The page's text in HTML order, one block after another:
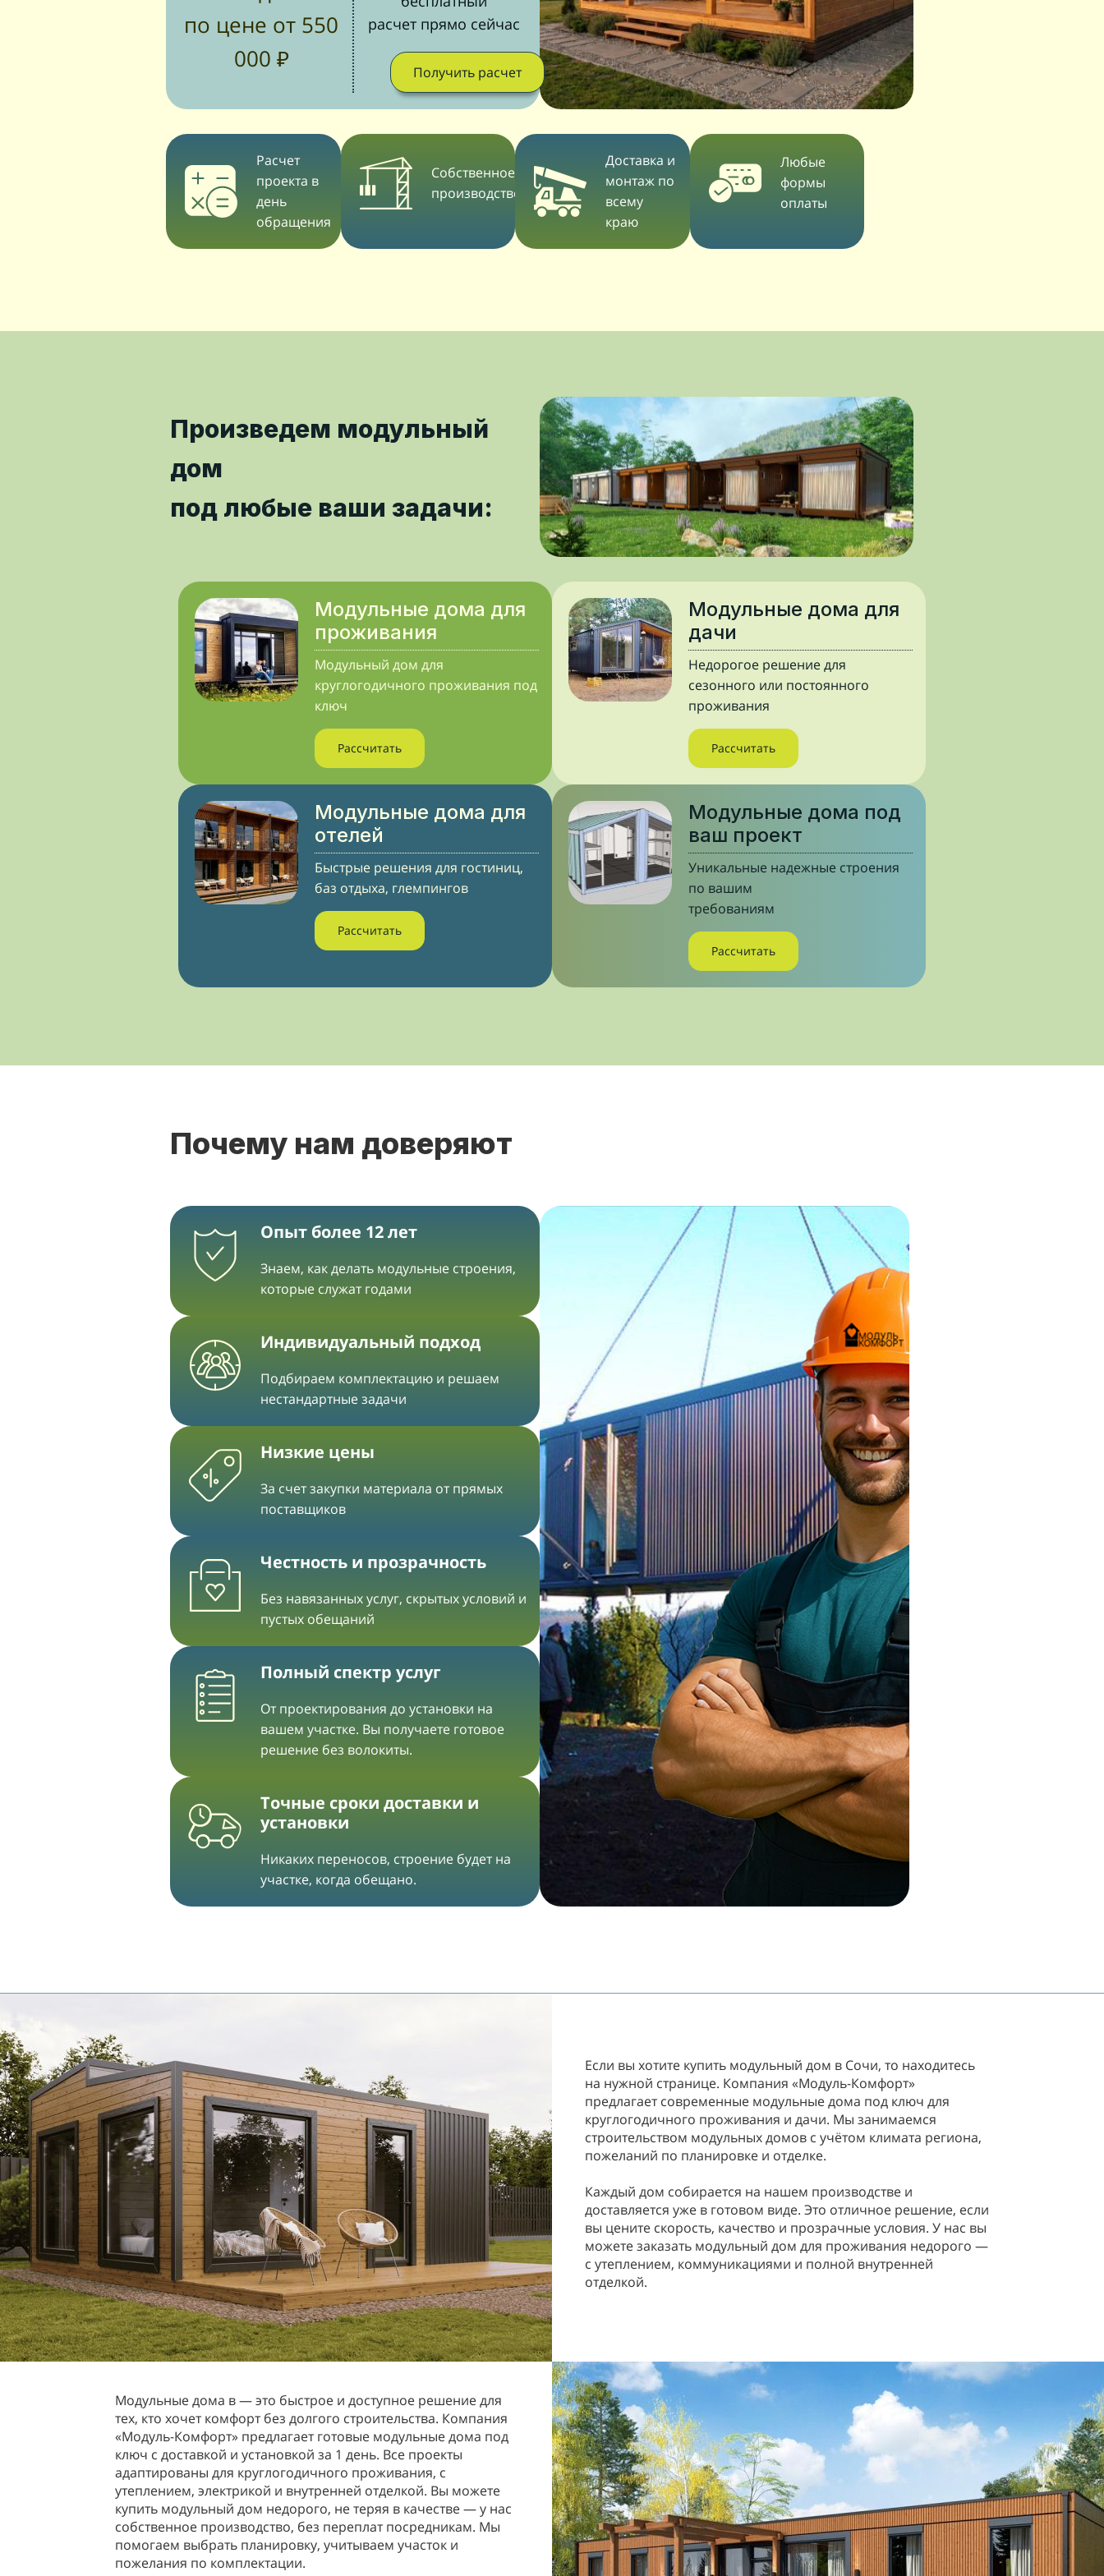
по цене от 550
000 ₽
расчет прямо сейчас
Получить расчет
Расчет
проекта в
день
обращения
Собственное
производство
Доставка и
монтаж по
всему
краю
Любые
формы
оплаты
Произведем модульный
дом
под любые ваши задачи:
Модульные дома для
проживания
Модульный дом для
круглогодичного проживания под
ключ
Рассчитать
Модульные дома для
дачи
Недорогое решение для
сезонного или постоянного
проживания
Рассчитать
Модульные дома для
отелей
Быстрые решения для гостиниц,
баз отдыха, глемпингов
Рассчитать
Модульные дома под
ваш проект
Уникальные надежные строения
по вашим
требованиям
Рассчитать
Почему нам доверяют
Опыт более 12 лет
Знаем, как делать модульные строения,
которые служат годами
Индивидуальный подход
Подбираем комплектацию и решаем
нестандартные задачи
Низкие цены
За счет закупки материала от прямых
поставщиков
Честность и прозрачность
Без навязанных услуг, скрытых условий и
пустых обещаний
Полный спектр услуг
От проектирования до установки на
вашем участке. Вы получаете готовое
решение без волокиты.
Точные сроки доставки и
установки
Никаких переносов, строение будет на
участке, когда обещано.
Если вы хотите купить модульный дом в Сочи, то находитесь
на нужной странице. Компания «Модуль-Комфорт»
предлагает современные модульные дома под ключ для
круглогодичного проживания и дачи. Мы занимаемся
строительством модульных домов с учётом климата региона,
пожеланий по планировке и отделке.
Каждый дом собирается на нашем производстве и
доставляется уже в готовом виде. Это отличное решение, если
вы цените скорость, качество и прозрачные условия. У нас вы
можете заказать модульный дом для проживания недорого —
с утеплением, коммуникациями и полной внутренней
отделкой.
Модульные дома в — это быстрое и доступное решение для
тех, кто хочет комфорт без долгого строительства. Компания
«Модуль-Комфорт» предлагает готовые модульные дома под
ключ с доставкой и установкой за 1 день. Все проекты
адаптированы для круглогодичного проживания, с
утеплением, электрикой и внутренней отделкой. Вы можете
купить модульный дом недорого, не теряя в качестве — у нас
собственное производство, без переплат посредникам. Мы
помогаем выбрать планировку, учитываем участок и
пожелания по комплектации.